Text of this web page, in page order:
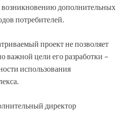
возникновению дополнительных
потребителей.
проект не позволяет
важной цели его разработки –
использования
директор